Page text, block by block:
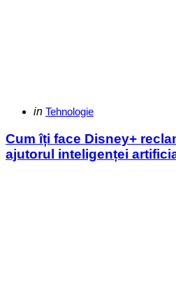
Categories
Posted
in Tehnologie
Cum îți face Disney+
ajutorul inteligenței